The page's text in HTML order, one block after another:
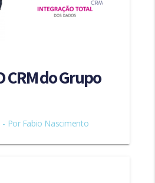
CRM do Grupo
- Por Fabio Nascimento